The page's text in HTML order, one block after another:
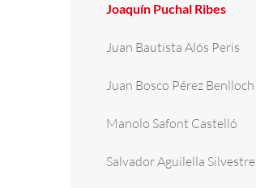
Joaquín Puchal Ribes
Juan Bautista Alós Peris
Juan Bosco Pérez Benlloch
Manolo Safont Castelló
Salvador Aguilella Silvestre